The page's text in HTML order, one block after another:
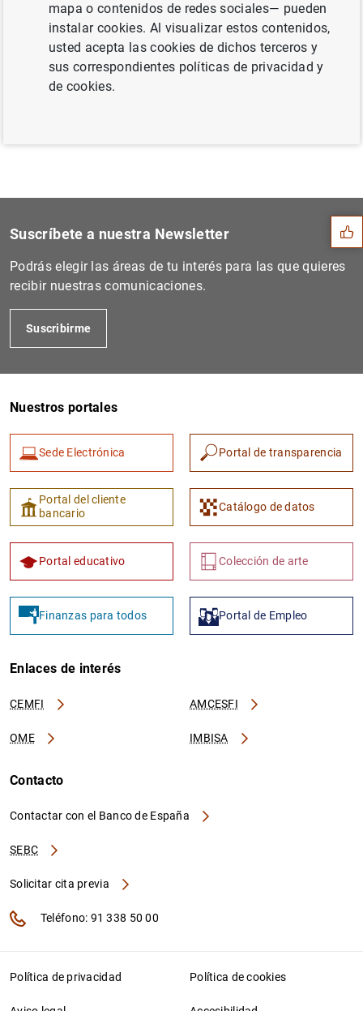
Anterior
Siguiente
Estado financiero consolida...
Sugerencias
1 2
Suscríbete a nuestra Newsletter
Podrás elegir las áreas de tu interés para las que quieres
recibir nuestras comunicaciones.
Suscribirme
Nuestros portales
Sede Electrónica Portal de transparencia
Portal del cliente
bancario
Catálogo de datos
Portal educativo Colección de arte
Finanzas para todos Portal de Empleo
Enlaces de interés
CEMFI AMCESFI
OME IMBISA
Contacto
Contactar con el Banco de España
SEBC
Solicitar cita previa
Teléfono: 91 338 50 00
Política de privacidad Política de cookies
mapa o contenidos de redes sociales— pueden
instalar cookies. Al visualizar estos contenidos,
usted acepta las cookies de dichos terceros y
sus correspondientes políticas de privacidad y
de cookies.